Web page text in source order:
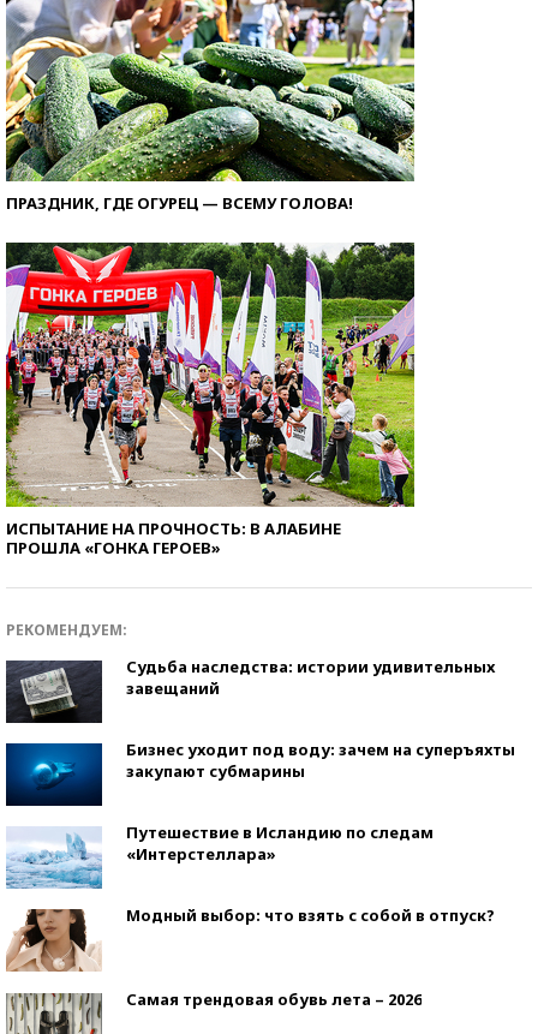
ПРАЗДНИК, ГДЕ ОГУРЕЦ — ВСЕМУ ГОЛОВА!
ИСПЫТАНИЕ НА ПРОЧНОСТЬ: В АЛАБИНЕ
ПРОШЛА «ГОНКА ГЕРОЕВ»
РЕКОМЕНДУЕМ:
Судьба наследства: истории удивительных
завещаний
Бизнес уходит под воду: зачем на суперъяхты
закупают субмарины
Путешествие в Исландию по следам
«Интерстеллара»
Модный выбор: что взять с собой в отпуск?
Самая трендовая обувь лета – 2026